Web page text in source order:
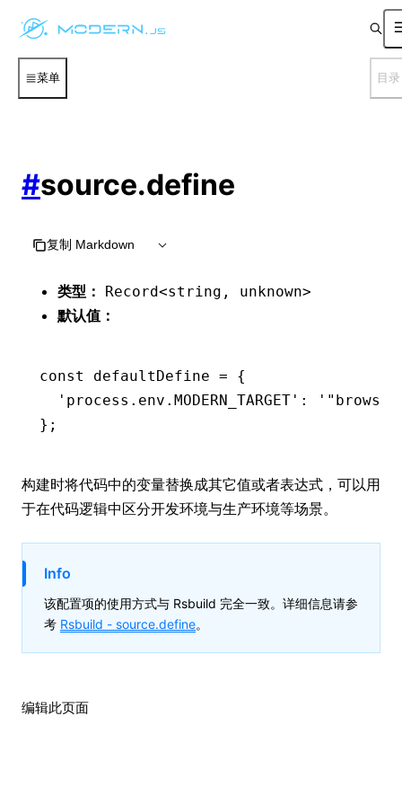
菜单 目录
#source.define
复制 Markdown
类型： Record<string, unknown>
默认值：
const defaultDefine = {
  'process.env.MODERN_TARGET'
:
};
构建时将代码中的变量替换成其它值或者表达式，可以用
于在代码逻辑中区分开发环境与生产环境等场景。
Info
该配置项的使用方式与 Rsbuild 完全一致。详细信息请参
考 Rsbuild - source.define。
编辑此页面